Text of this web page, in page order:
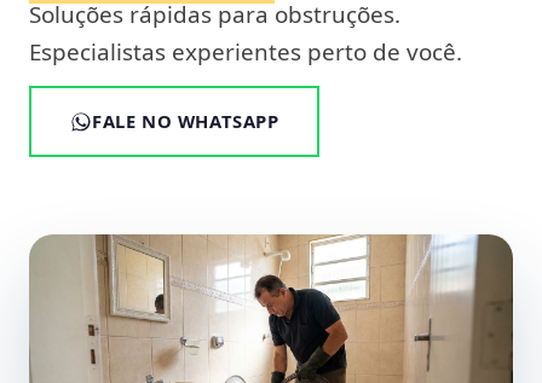
Soluções rápidas para obstruções.
Especialistas experientes perto de você.
FALE NO WHATSAPP